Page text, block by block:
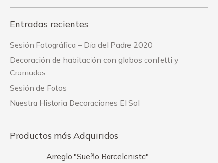
Entradas recientes
Sesión Fotográfica – Día del Padre 2020
Decoración de habitación con globos confetti y
Cromados
Sesión de Fotos
Nuestra Historia Decoraciones El Sol
Productos más Adquiridos
Arreglo "Sueño Barcelonista"